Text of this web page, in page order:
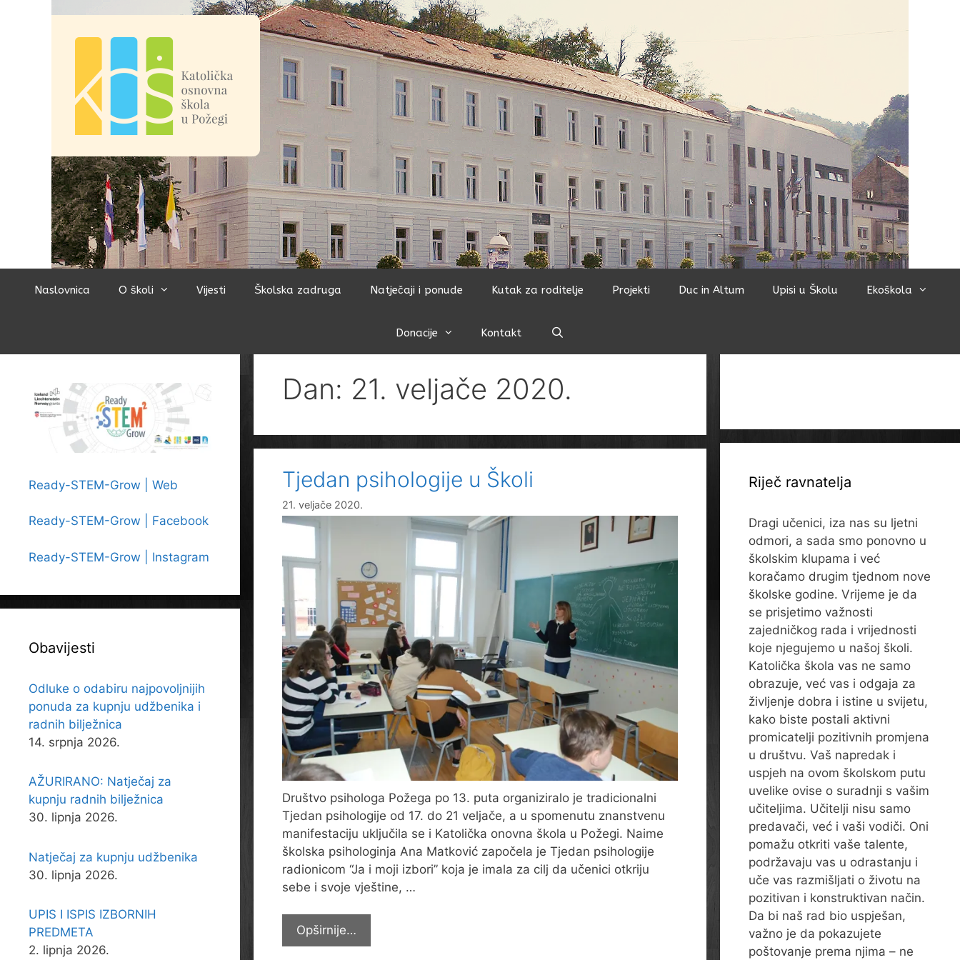
Naslovnica O školi Vijesti Školska zadruga Natječaji i ponude Kutak za roditelje Projekti Duc in Altum Upisi u Školu Ekoškola
Donacije Kontakt
Dan: 21. veljače 2020.
Tjedan psihologije u Školi
21. veljače 2020.
Društvo psihologa Požega po 13. puta organiziralo je tradicionalni
Tjedan psihologije od 17. do 21 veljače, a u spomenutu znanstvenu
manifestaciju uključila se i Katolička onovna škola u Požegi. Naime
školska psihologinja Ana Matković započela je Tjedan psihologije
radionicom “Ja i moji izbori” koja je imala za cilj da učenici otkriju
sebe i svoje vještine, …
Opširnije…
psihologije
Ready-STEM-Grow | Web
Ready-STEM-Grow | Facebook
Ready-STEM-Grow | Instagram
Obavijesti
Odluke o odabiru najpovoljnijih
ponuda za kupnju udžbenika i
radnih bilježnica
14. srpnja 2026.
AŽURIRANO: Natječaj za
kupnju radnih bilježnica
30. lipnja 2026.
Natječaj za kupnju udžbenika
30. lipnja 2026.
UPIS I ISPIS IZBORNIH
PREDMETA
2. lipnja 2026.
Riječ ravnatelja
Dragi učenici, iza nas su ljetni
odmori, a sada smo ponovno u
školskim klupama i već
koračamo drugim tjednom nove
školske godine. Vrijeme je da
se prisjetimo važnosti
zajedničkog rada i vrijednosti
koje njegujemo u našoj školi.
Katolička škola vas ne samo
obrazuje, već vas i odgaja za
življenje dobra i istine u svijetu,
kako biste postali aktivni
promicatelji pozitivnih promjena
u društvu. Vaš napredak i
uspjeh na ovom školskom putu
uvelike ovise o suradnji s vašim
učiteljima. Učitelji nisu samo
predavači, već i vaši vodiči. Oni
pomažu otkriti vaše talente,
podržavaju vas u odrastanju i
uče vas razmišljati o životu na
pozitivan i konstruktivan način.
Da bi naš rad bio uspješan,
važno je da pokazujete
poštovanje prema njima – ne